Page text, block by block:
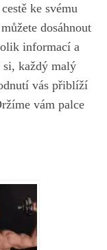
ke svému
dosáhnout
informací a
si, každý​ malý⁢
vás ⁤přiblíží
vám palce